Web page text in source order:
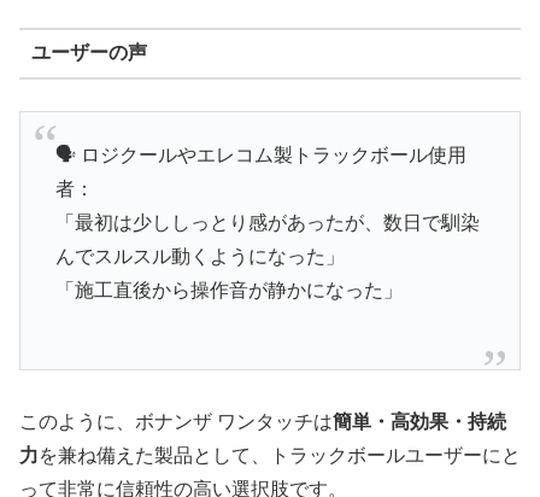
ユーザーの声
🗣️ ロジクールやエレコム製トラックボール使用
者：
「最初は少ししっとり感があったが、数日で馴染
んでスルスル動くようになった」
「施工直後から操作音が静かになった」
このように、ボナンザ ワンタッチは簡単・高効果・持続
力を兼ね備えた製品として、トラックボールユーザーにと
って非常に信頼性の高い選択肢です。